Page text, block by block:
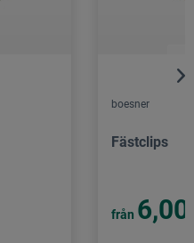
boesner
Fästclips
från 6,00